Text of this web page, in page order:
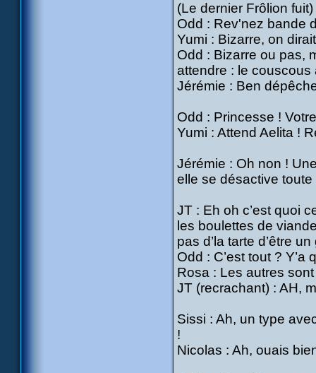
(Le dernier Frôlion fuit)
Odd : Rev'nez bande
Yumi : Bizarre, on
Odd : Bizarre ou pas,
attendre : le
Jérémie : Ben
Odd : Princesse !
Yumi : Attend Aelita !
Jérémie : Oh non !
elle se désactive toute
JT : Eh oh c’est quoi
les boulettes de
pas d’la tarte d’être
Odd : C’est tout ?
Rosa : Les autres
JT (recrachant) : AH,
Sissi : Ah, un type
!
Nicolas : Ah, ouais